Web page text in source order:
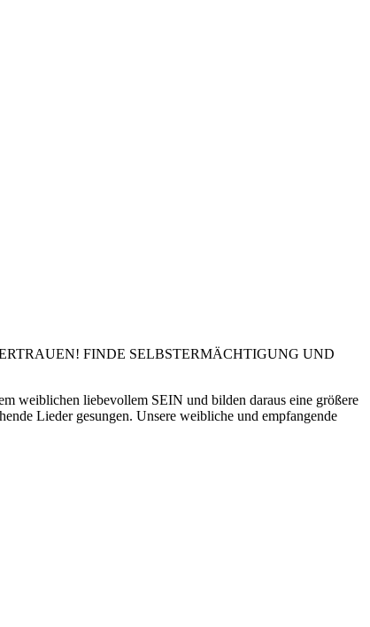
FINDE SELBSTERMÄCHTIGUNG UND
weiblichen liebevollem SEIN und bilden daraus eine größere
Lieder gesungen. Unsere weibliche und empfangende